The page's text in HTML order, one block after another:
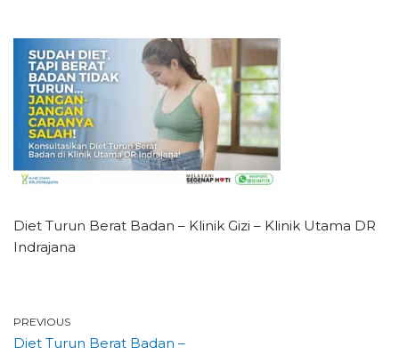
Diet Turun Berat Badan – Klinik Gizi – Klinik Utama DR
Indrajana
PREVIOUS
Diet Turun Berat Badan –